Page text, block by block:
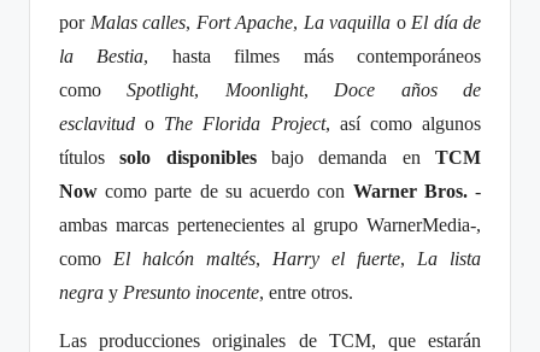
por Malas calles, Fort Apache, La vaquilla o El día de
la Bestia, hasta filmes más contemporáneos
comoSpotlight, Moonlight, Doce años de
esclavitud o The Florida Project, así como algunos
títulossolo disponiblesbajo demanda enTCM
Now como parte de su acuerdo con Warner Bros.-
ambas marcas pertenecientes al grupo WarnerMedia-,
como El halcón maltés, Harry el fuerte, La lista
negra y Presunto inocente, entre otros.
Las producciones originales de TCM, que estarán